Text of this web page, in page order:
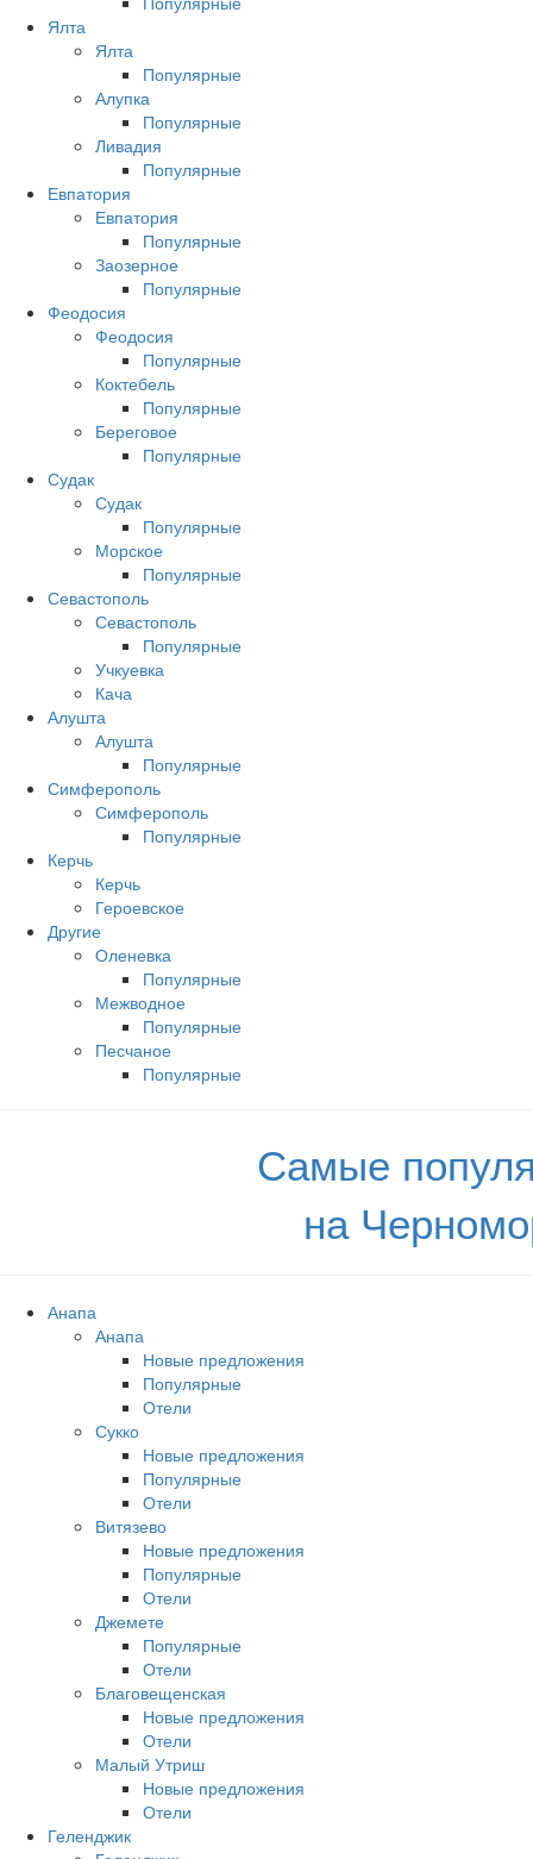
Ялта
Ялта
Популярные
Алупка
Популярные
Ливадия
Популярные
Евпатория
Евпатория
Популярные
Заозерное
Популярные
Феодосия
Феодосия
Популярные
Коктебель
Популярные
Береговое
Популярные
Судак
Судак
Популярные
Морское
Популярные
Севастополь
Севастополь
Популярные
Учкуевка
Кача
Алушта
Алушта
Популярные
Симферополь
Симферополь
Популярные
Керчь
Керчь
Героевское
Другие
Оленевка
Популярные
Межводное
Популярные
Песчаное
Популярные
Самые
на
Анапа
Анапа
Новые предложения
Популярные
Отели
Сукко
Новые предложения
Популярные
Отели
Витязево
Новые предложения
Популярные
Отели
Джемете
Популярные
Отели
Благовещенская
Новые предложения
Отели
Малый Утриш
Новые предложения
Отели
Геленджик